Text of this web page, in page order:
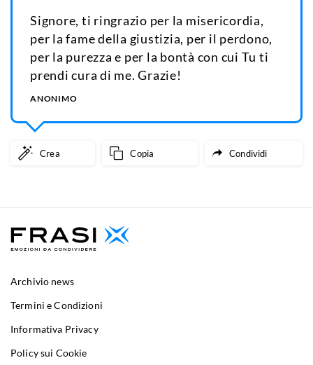
Signore, ti ringrazio per la misericordia,
per la fame della giustizia, per il perdono,
per la purezza e per la bontà con cui Tu ti
prendi cura di me. Grazie!
ANONIMO
Crea Copia Condividi
Archivio news
Termini e Condizioni
Informativa Privacy
Policy sui Cookie